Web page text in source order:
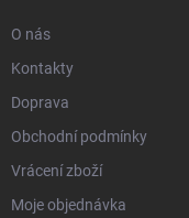
O nás
Kontakty
Doprava
Obchodní podmínky
Vrácení zboží
Moje objednávka